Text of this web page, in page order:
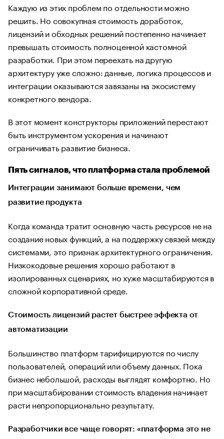
Каждую из этих проблем по отдельности можно
решить. Но совокупная стоимость доработок,
лицензий и обходных решений постепенно начинает
превышать стоимость полноценной кастомной
разработки. При этом переехать на другую
архитектуру уже сложно: данные, логика процессов и
интеграции оказываются завязаны на экосистему
конкретного вендора.
В этот момент конструкторы приложений перестают
быть инструментом ускорения и начинают
ограничивать развитие бизнеса.
Пять сигналов, что платформа стала проблемой
Интеграции занимают больше времени, чем
развитие продукта
Когда команда тратит основную часть ресурсов не на
создание новых функций, а на поддержку связей между
системами, это признак архитектурного ограничения.
Низкокодовые решения хорошо работают в
изолированных сценариях, но хуже масштабируются в
сложной корпоративной среде.
Стоимость лицензий растет быстрее эффекта от
автоматизации
Большинство платформ тарифицируются по числу
пользователей, операций или объему данных. Пока
бизнес небольшой, расходы выглядят комфортно. Но
при масштабировании стоимость владения начинает
расти непропорционально результату.
Разработчики все чаще говорят: «платформа это не